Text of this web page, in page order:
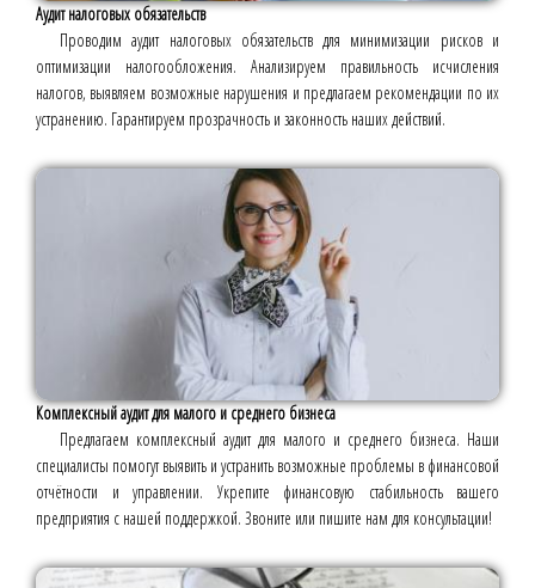
Аудит налоговых обязательств
Проводим аудит налоговых обязательств для минимизации рисков и
оптимизации налогообложения. Анализируем правильность исчисления
налогов, выявляем возможные нарушения и предлагаем рекомендации по их
устранению. Гарантируем прозрачность и законность наших действий.
Комплексный аудит для малого и среднего бизнеса
Предлагаем комплексный аудит для малого и среднего бизнеса. Наши
специалисты помогут выявить и устранить возможные проблемы в финансовой
отчётности и управлении. Укрепите финансовую стабильность вашего
предприятия с нашей поддержкой. Звоните или пишите нам для консультации!